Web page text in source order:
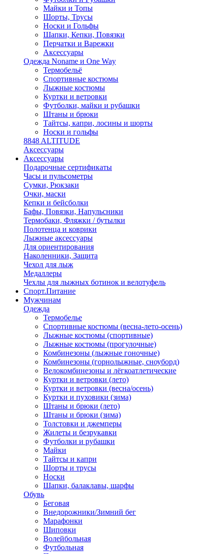
Майки и Топы
Шорты, Трусы
Носки и Гольфы
Шапки, Кепки, Повязки
Перчатки и Варежки
Аксессуары
Одежда Noname и One Way
Термобельё
Спортивные костюмы
Лыжные костюмы
Куртки и ветровки
Футболки, майки и рубашки
Штаны и брюки
Тайтсы, капри, лосины и шорты
Носки и гольфы
8848 ALTITUDE
Аксессуары
Аксессуары
Подарочные сертификаты
Часы и пульсометры
Сумки, Рюкзаки
Очки, маски
Кепки и бейсболки
Бафы, Повязки, Напульсники
Термобаки, Фляжки / бутылки
Полотенца и коврики
Лыжные аксессуары
Для ориентирования
Наколенники, Защита
Чехол для лыж
Медаллеры
Чехлы для лыжных ботинок и велотуфель
Спорт.Питание
Мужчинам
Одежда
Термобелье
Спортивные костюмы (весна-лето-осень)
Лыжные костюмы (спортивные)
Лыжные костюмы (прогулочные)
Комбинезоны (лыжные гоночные)
Комбинезоны (горнолыжные, сноуборд)
Велокомбинезоны и лёгкоатлетические
Куртки и ветровки (лето)
Куртки и ветровки (весна/осень)
Куртки и пуховики (зима)
Штаны и брюки (лето)
Штаны и брюки (зима)
Толстовки и джемперы
Жилеты и безрукавки
Футболки и рубашки
Майки
Тайтсы и капри
Шорты и трусы
Носки
Шапки, балаклавы, шарфы
Обувь
Беговая
Внедорожники/Зимний бег
Марафонки
Шиповки
Волейбольная
Футбольная